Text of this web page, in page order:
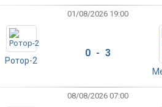
01/08/2026 19:00
Ротор-2
0 - 3
08/08/2026 07:00